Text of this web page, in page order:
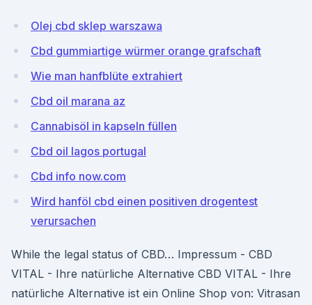
Olej cbd sklep warszawa
Cbd gummiartige würmer orange grafschaft
Wie man hanfblüte extrahiert
Cbd oil marana az
Cannabisöl in kapseln füllen
Cbd oil lagos portugal
Cbd info now.com
Wird hanföl cbd einen positiven drogentest
verursachen
While the legal status of CBD… Impressum - CBD
VITAL - Ihre natürliche Alternative CBD VITAL - Ihre
natürliche Alternative ist ein Online Shop von: Vitrasan